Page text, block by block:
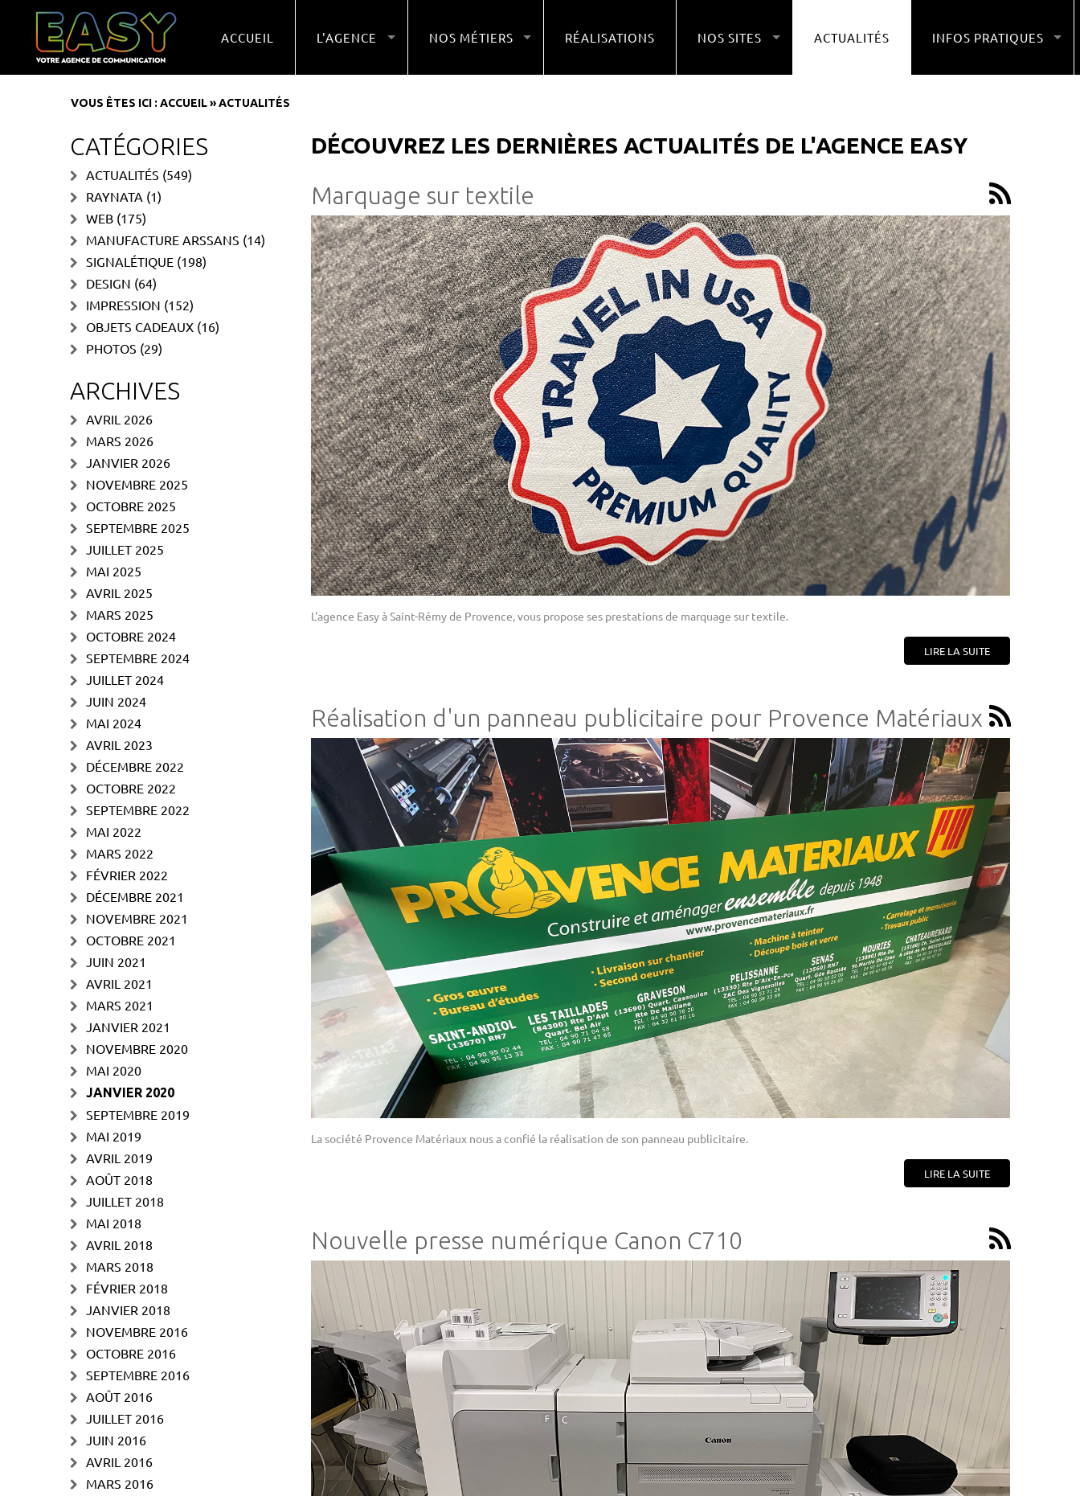
ACCUEIL L'AGENCE NOS MÉTIERS RÉALISATIONS NOS SITES ACTUALITÉS INFOS PRATIQUES
VOUS ÊTES ICI : ACCUEIL»ACTUALITÉS
DÉCOUVREZ LES DERNIÈRES ACTUALITÉS DE L'AGENCE EASY
Marquage sur textile
L'agence Easy à Saint-Rémy de Provence, vous propose ses prestations de marquage sur textile.
LIRE LA SUITE
Réalisation d'un panneau publicitaire pour Provence Matériaux
La société Provence Matériaux nous a confié la réalisation de son panneau publicitaire.
LIRE LA SUITE
Nouvelle presse numérique Canon C710
CATÉGORIES
ACTUALITÉS (549)
RAYNATA (1)
WEB (175)
MANUFACTURE ARSSANS (14)
SIGNALÉTIQUE (198)
DESIGN (64)
IMPRESSION (152)
OBJETS CADEAUX (16)
PHOTOS (29)
ARCHIVES
AVRIL 2026
MARS 2026
JANVIER 2026
NOVEMBRE 2025
OCTOBRE 2025
SEPTEMBRE 2025
JUILLET 2025
MAI 2025
AVRIL 2025
MARS 2025
OCTOBRE 2024
SEPTEMBRE 2024
JUILLET 2024
JUIN 2024
MAI 2024
AVRIL 2023
DÉCEMBRE 2022
OCTOBRE 2022
SEPTEMBRE 2022
MAI 2022
MARS 2022
FÉVRIER 2022
DÉCEMBRE 2021
NOVEMBRE 2021
OCTOBRE 2021
JUIN 2021
AVRIL 2021
MARS 2021
JANVIER 2021
NOVEMBRE 2020
MAI 2020
JANVIER 2020
SEPTEMBRE 2019
MAI 2019
AVRIL 2019
AOÛT 2018
JUILLET 2018
MAI 2018
AVRIL 2018
MARS 2018
FÉVRIER 2018
JANVIER 2018
NOVEMBRE 2016
OCTOBRE 2016
SEPTEMBRE 2016
AOÛT 2016
JUILLET 2016
JUIN 2016
AVRIL 2016
MARS 2016